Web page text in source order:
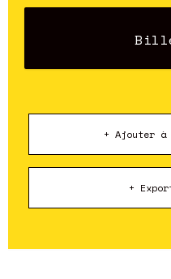
+ Ajouter à
+